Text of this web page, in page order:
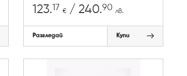
123.17 € / 240.90 лв.
Разгледай Купи